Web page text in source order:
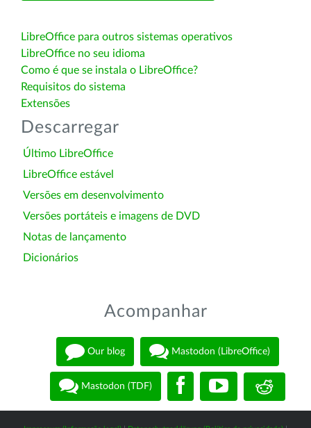
LibreOffice para outros sistemas operativos
LibreOffice no seu idioma
Como é que se instala o LibreOffice?
Requisitos do sistema
Extensões
Descarregar
Último LibreOffice
LibreOffice estável
Versões em desenvolvimento
Versões portáteis e imagens de DVD
Notas de lançamento
Dicionários
Acompanhar
Our blog Mastodon (LibreOffice)
Mastodon (TDF)